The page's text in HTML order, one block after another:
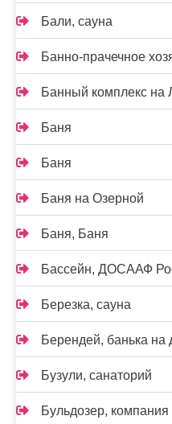
Бали, сауна
Банно-прачечное
Банный комплекс на
Баня
Баня
Баня на Озерной
Баня, Баня
Бассейн, ДОСААФ
Березка, сауна
Берендей, банька на
Бузули, санаторий
Бульдозер,